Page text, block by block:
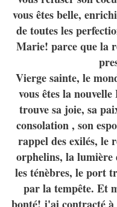
vous êtes belle,
de toutes les
Marie! parce que la
Vierge sainte, le
vous êtes la
trouve sa joie, sa
consolation , son
rappel des exilés, le
orphelins, la lumière
les ténèbres, le port
par la tempête. Et